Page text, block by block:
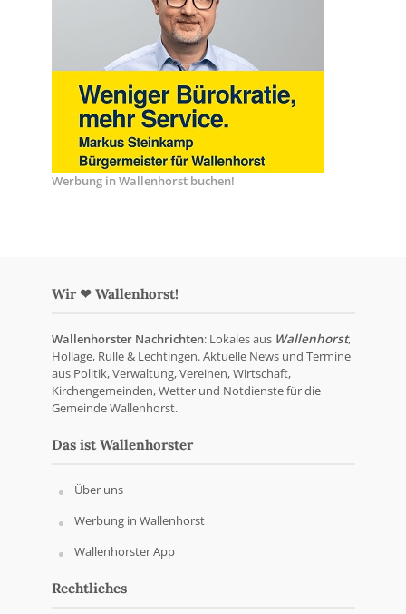
Werbung in Wallenhorst buchen!
Wir ❤ Wallenhorst!
Wallenhorster Nachrichten: Lokales aus Wallenhorst,
Hollage, Rulle & Lechtingen. Aktuelle News und Termine
aus Politik, Verwaltung, Vereinen, Wirtschaft,
Kirchengemeinden, Wetter und Notdienste für die
Gemeinde Wallenhorst.
Das ist Wallenhorster
Über uns
Werbung in Wallenhorst
Wallenhorster App
Rechtliches